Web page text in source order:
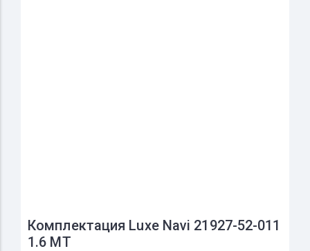
Комплектация Luxe Navi 21927-52-011
1.6 MT